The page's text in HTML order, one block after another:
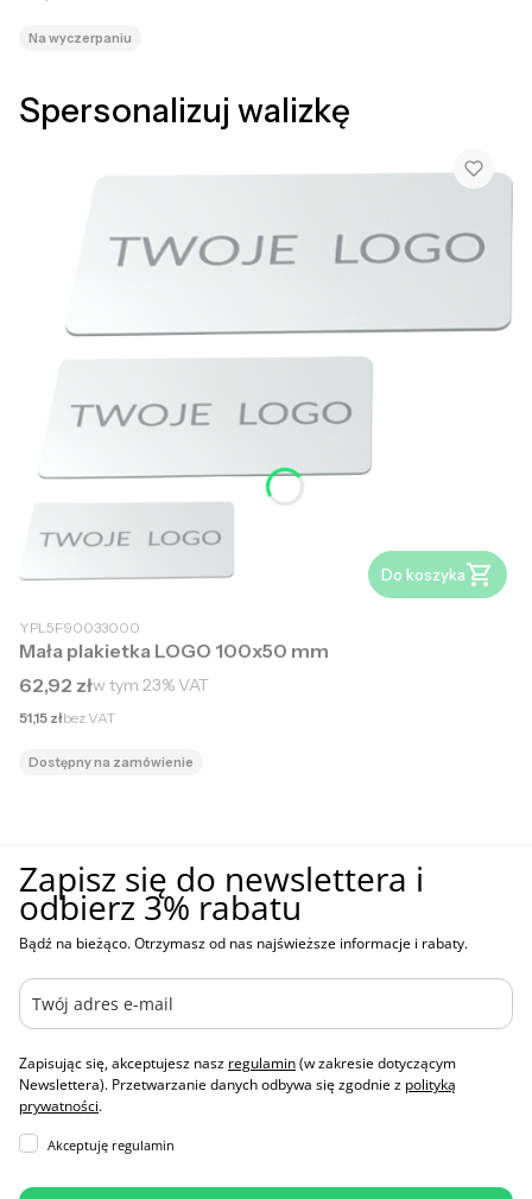
Na wyczerpaniu
Spersonalizuj walizkę
Do koszyka
YPL5F90033000
Mała plakietka LOGO 100x50 mm
Cena brutto
62,92 złw tym 23%VAT
Cena netto
51,15 złbez VAT
Dostępny na zamówienie
Zapisz się do newslettera i
odbierz 3% rabatu
Bądź na bieżąco. Otrzymasz od nas najświeższe informacje i rabaty.
Zapisując się, akceptujesz nasz regulamin(w zakresie dotyczącym
Newslettera). Przetwarzanie danych odbywa się zgodnie z polityką
prywatności.
Akceptuję regulamin